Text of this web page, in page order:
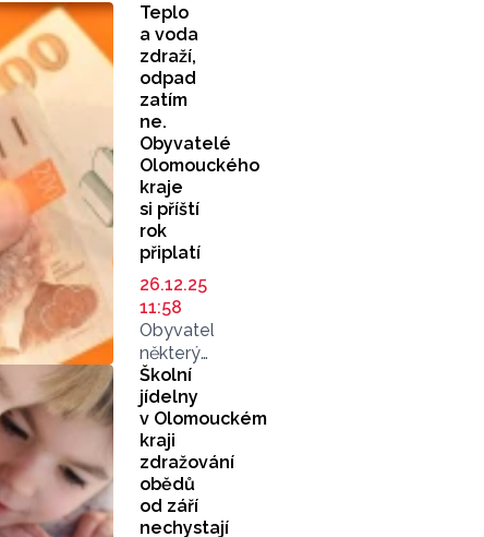
Teplo
a voda
zdraží,
odpad
zatím
ne.
Obyvatelé
Olomouckého
kraje
si příští
rok
připlatí
26.12.25
11:58
Obyvatelé
některých
měst
v Olomouckém
kraji
si příští
rok
připlatí
za dodávky
Školní
jídelny
v Olomouckém
kraji
zdražování
obědů
od září
nechystají